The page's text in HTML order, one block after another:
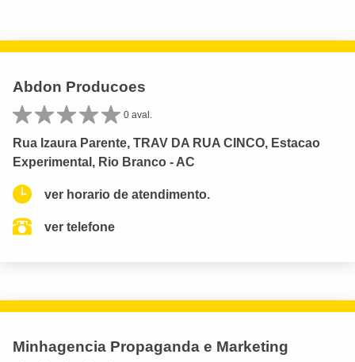
Abdon Producoes
0 aval.
Rua Izaura Parente, TRAV DA RUA CINCO, Estacao
Experimental, Rio Branco - AC
ver horario de atendimento.
ver telefone
Minhagencia Propaganda e Marketing